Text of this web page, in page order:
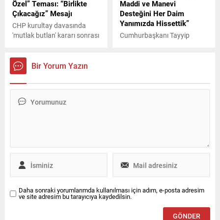
bakımından memnuniyet
vericidir dedi.
Özel” Teması: “Birlikte
Çıkacağız” Mesajı
CHP kurultay davasında
'mutlak butlan' kararı sonrası
yapan Kılıçdaroğlu'nun
avukatı Celal Çelik, Sayın
Genel Başkanımız CHP'de
kapsamında birazdan Sayın
başlayacağını ifade edecek
Maddi ve Manevi
Desteğini Her Daim
Yanımızda Hissettik”
Cumhurbaşkanı Tayyip
geçen gün daha iyi
Bir Yorum Yazın
Daha sonraki yorumlarımda kullanılması için adım, e-posta adresim
ve site adresim bu tarayıcıya kaydedilsin.